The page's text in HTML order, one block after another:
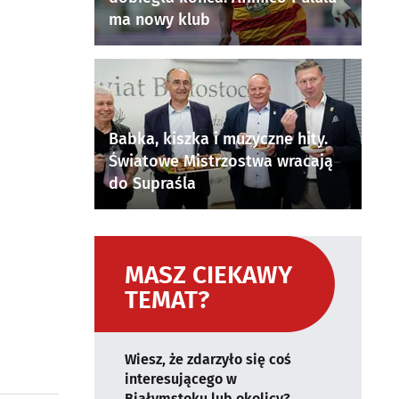
ma nowy klub
Babka, kiszka i muzyczne hity.
Światowe Mistrzostwa wracają
do Supraśla
MASZ CIEKAWY
TEMAT?
Wiesz, że zdarzyło się coś
interesującego w